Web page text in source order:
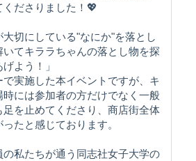
くださりました！💖
大切にしている"なにか"を落とし
てキララちゃんの落とし物を探
よう！」
で実施した本イベントですが、キ
には参加者の方だけでなく一般
を止めてくださり、商店街全体
たと感じております。
の私たちが通う同志社女子大学の